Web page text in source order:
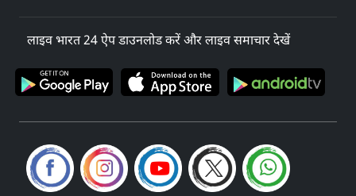
लाइव भारत 24 ऐप डाउनलोड करें और लाइव समाचार देखें